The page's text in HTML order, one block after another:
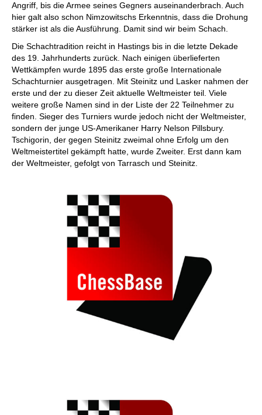
Angriff, bis die Armee seines Gegners auseinanderbrach. Auch
hier galt also schon Nimzowitschs Erkenntnis, dass die Drohung
stärker ist als die Ausführung. Damit sind wir beim Schach.
Die Schachtradition reicht in Hastings bis in die letzte Dekade
des 19. Jahrhunderts zurück. Nach einigen überlieferten
Wettkämpfen wurde 1895 das erste große Internationale
Schachturnier ausgetragen. Mit Steinitz und Lasker nahmen der
erste und der zu dieser Zeit aktuelle Weltmeister teil. Viele
weitere große Namen sind in der Liste der 22 Teilnehmer zu
finden. Sieger des Turniers wurde jedoch nicht der Weltmeister,
sondern der junge US-Amerikaner Harry Nelson Pillsbury.
Tschigorin, der gegen Steinitz zweimal ohne Erfolg um den
Weltmeistertitel gekämpft hatte, wurde Zweiter. Erst dann kam
der Weltmeister, gefolgt von Tarrasch und Steinitz.